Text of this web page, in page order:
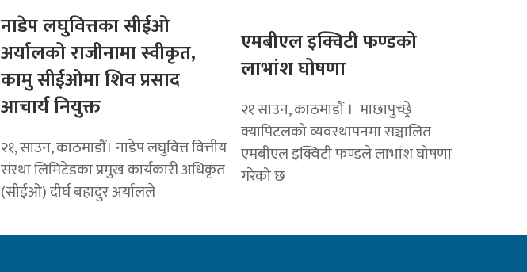
नाडेप लघुवित्तका सीईओ
अर्यालको राजीनामा स्वीकृत,
कामु सीईओमा शिव प्रसाद
आचार्य नियुक्त
२१, साउन, काठमाडौं। नाडेप लघुवित्त वित्तीय
संस्था लिमिटेडका प्रमुख कार्यकारी अधिकृत
(सीईओ) दीर्घ बहादुर अर्यालले
एमबीएल इक्विटी फण्डको
लाभांश घोषणा
२१ साउन, काठमाडाैं । माछापुच्छ्र्रे
क्यापिटलको व्यवस्थापनमा सञ्चालित
एमबीएल इक्विटी फण्डले लाभांश घोषणा
गरेको छ